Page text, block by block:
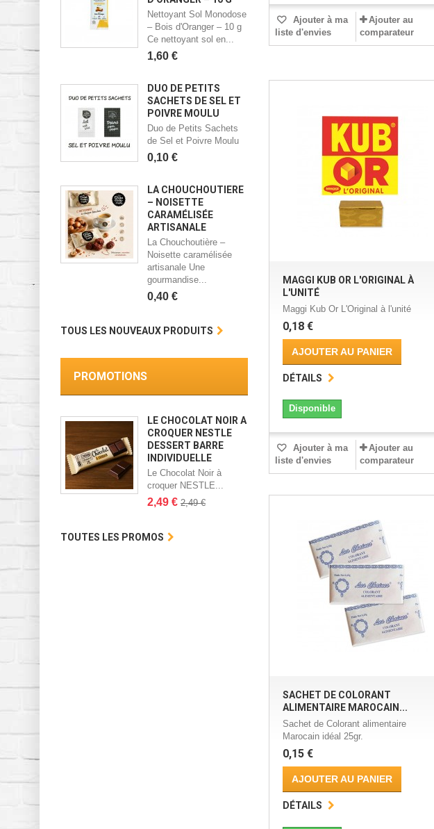
Nettoyant Sol Monodose
– Bois d'Oranger – 10 g
Ce nettoyant sol en...
1,60 €
DUO DE PETITS
SACHETS DE SEL ET
POIVRE MOULU
Duo de Petits Sachets
de Sel et Poivre Moulu
0,10 €
LA CHOUCHOUTIÈRE
– NOISETTE
CARAMÉLISÉE
ARTISANALE
La Chouchoutière –
Noisette caramélisée
artisanale Une
gourmandise...
0,40 €
TOUS LES NOUVEAUX PRODUITS
PROMOTIONS
LE CHOCOLAT NOIR À
CROQUER NESTLE
DESSERT BARRE
INDIVIDUELLE
Le Chocolat Noir à
croquer NESTLE...
2,49 € 2,49 €
TOUTES LES PROMOS
Ajouter à ma
liste d'envies
Ajouter au
comparateur
MAGGI KUB OR L'ORIGINAL À
L'UNITÉ
Maggi Kub Or L'Original à l'unité
0,18 €
AJOUTER AU PANIER
DÉTAILS
Disponible
Ajouter à ma
liste d'envies
Ajouter au
comparateur
SACHET DE COLORANT
ALIMENTAIRE MAROCAIN...
Sachet de Colorant alimentaire
Marocain idéal 25gr.
0,15 €
AJOUTER AU PANIER
DÉTAILS